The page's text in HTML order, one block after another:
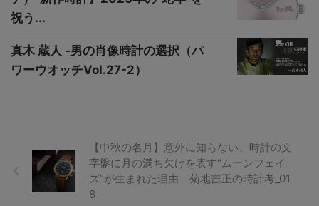
祝う...
真木 蔵人 -男の肖像時計の選択（パ
ワーウオッチVol.27-2）
【中秋の名月】意外に知らない、時計の文
字盤に月の満ち欠けを表す“ムーンフェイ
ズ”が生まれた理由｜菊地吉正の時計考_01
8